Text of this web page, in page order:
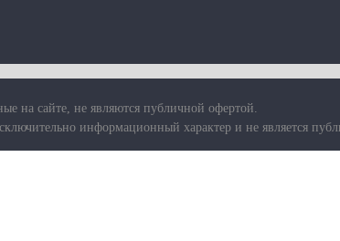
на сайте, не являются публичной офертой.
информационный характер и не является